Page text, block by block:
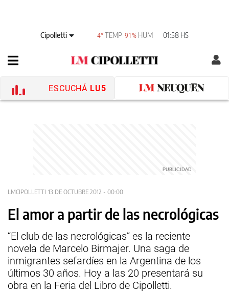
Cipolletti 4°TEMP 91% HUM 01:58 HS
ESCUCHÁ LU5
LMCIPOLLETTI 13 DE OCTUBRE 2012 - 00:00
El amor a partir de las necrológicas
“El club de las necrológicas” es la reciente
novela de Marcelo Birmajer. Una saga de
inmigrantes sefardíes en la Argentina de los
últimos 30 años. Hoy a las 20 presentará su
obra en la Feria del Libro de Cipolletti.